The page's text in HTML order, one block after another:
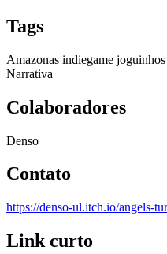
Tags
Amazonas indiegame joguinhos
Narrativa
Colaboradores
Denso
Contato
https://denso-ul.itch.io/angels-
Link curto